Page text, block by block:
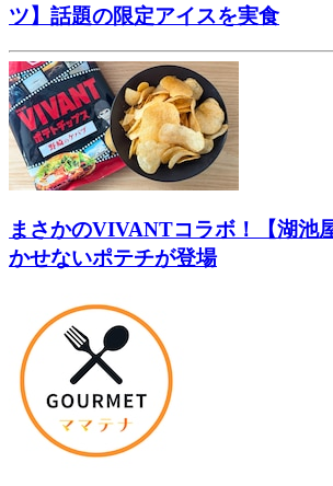
ツ】話題の限定アイスを実食
まさかのVIVANTコラボ！【湖池
かせないポテチが登場